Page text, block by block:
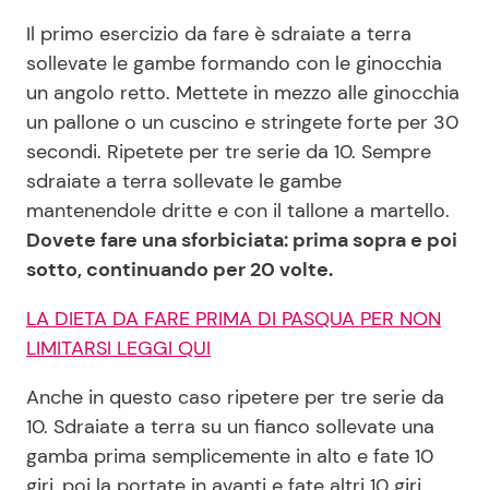
Pubblicità
Privacy Policy
Il primo esercizio da fare è sdraiate a terra
sollevate le gambe formando con le ginocchia
un angolo retto. Mettete in mezzo alle ginocchia
un pallone o un cuscino e stringete forte per 30
secondi. Ripetete per tre serie da 10. Sempre
sdraiate a terra sollevate le gambe
mantenendole dritte e con il tallone a martello.
Dovete fare una sforbiciata: prima sopra e poi
sotto, continuando per 20 volte.
LA DIETA DA FARE PRIMA DI PASQUA PER NON
LIMITARSI LEGGI QUI
Anche in questo caso ripetere per tre serie da
10. Sdraiate a terra su un fianco sollevate una
gamba prima semplicemente in alto e fate 10